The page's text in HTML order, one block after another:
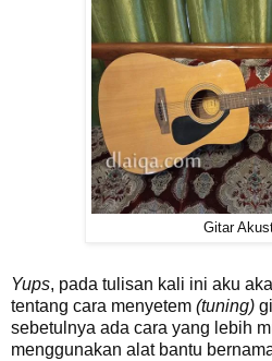
Gitar
Yups, pada tulisan kali ini aku
tentang cara menyetem (tuning)
sebetulnya ada cara yang lebih
menggunakan alat bantu